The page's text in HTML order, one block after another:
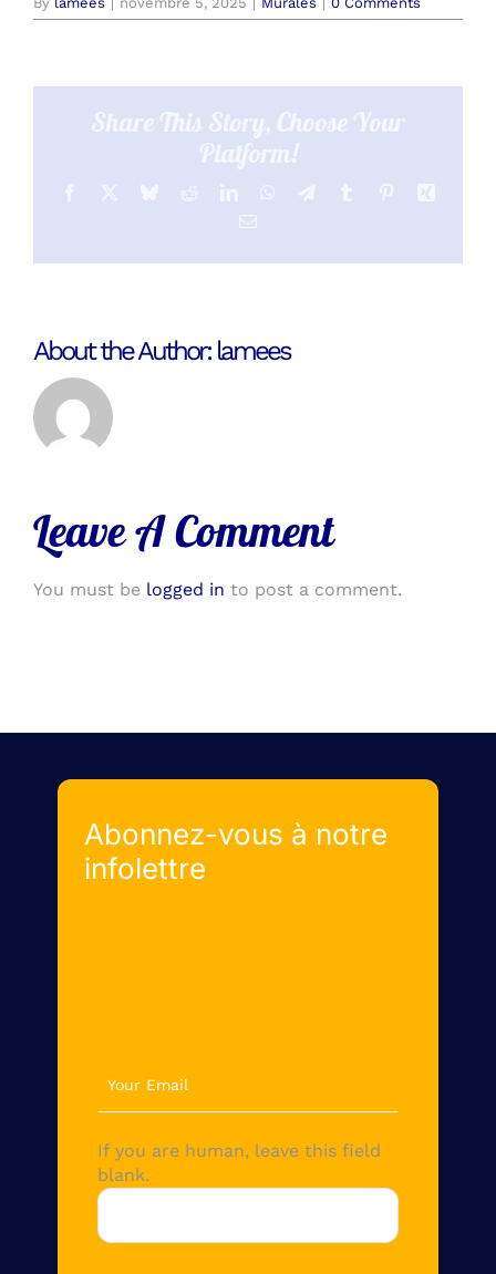
Share This Story, Choose Your
Platform!
Facebook BlueskyRedditLinkedInWhatsApp
TelegramTumblr Pinterest
Email
About the Author: lamees
Leave A Comment
You must be logged in to post a comment.
Abonnez-vous à notre
infolettre
If you are human, leave this field
blank.